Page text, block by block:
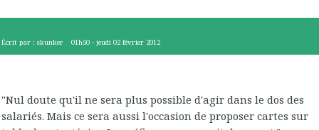
Écrit par : skunker 01h50 -jeudi 02 février 2012
"Nul doute qu'il ne sera plus possible d'agir dans le dos des
salariés. Mais ce sera aussi l'occasion de proposer cartes sur